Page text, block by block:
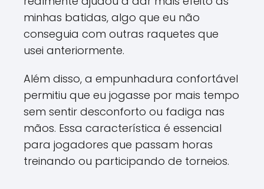
minhas batidas, algo que eu não
conseguia com outras raquetes que
usei anteriormente.
Além disso, a empunhadura confortável
permitiu que eu jogasse por mais tempo
sem sentir desconforto ou fadiga nas
mãos. Essa característica é essencial
para jogadores que passam horas
treinando ou participando de torneios.